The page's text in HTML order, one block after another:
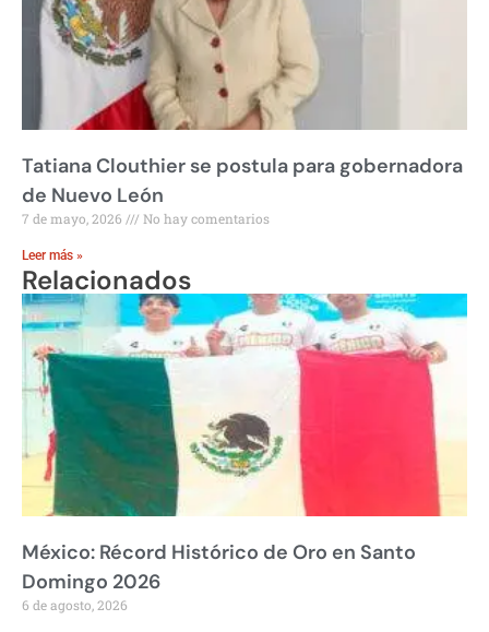
Tatiana Clouthier se postula para gobernadora
de Nuevo León
7 de mayo, 2026 No hay comentarios
Leer más »
Relacionados
México: Récord Histórico de Oro en Santo
Domingo 2026
6 de agosto, 2026